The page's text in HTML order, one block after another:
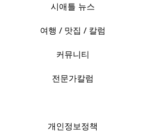
시애틀 뉴스
여행 / 맛집 / 칼럼
커뮤니티
전문가칼럼
개인정보정책